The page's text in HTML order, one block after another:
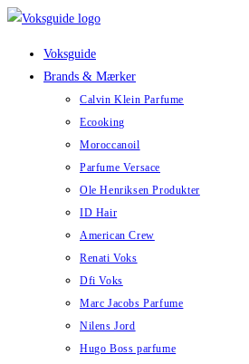
Skip
Voksguide
Brands & Mærker
Calvin Klein Parfume
Ecooking
Moroccanoil
Parfume Versace
Ole Henriksen Produkter
ID Hair
American Crew
Renati Voks
Dfi Voks
Marc Jacobs Parfume
Nilens Jord
Hugo Boss parfume